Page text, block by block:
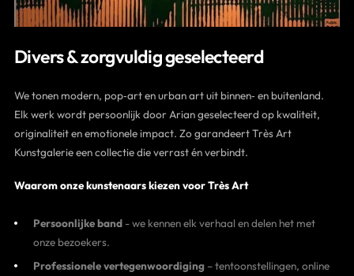
Divers & zorgvuldig geselecteerd
We tonen modern, pop‑art en urban art uit binnen‑ en buitenland.
Elk werk wordt persoonlijk door Arian geselecteerd op kwaliteit,
originaliteit en emotionele impact. Zo garandeert Très Art
Kunstgalerie een collectie die verrast én verbindt.
Waarom onze kunstenaars kiezen voor Très Art
Persoonlijke band - we kennen elk verhaal en delen het met
onze bezoekers.
Professionele vertegenwoordiging – tentoonstellingen, online